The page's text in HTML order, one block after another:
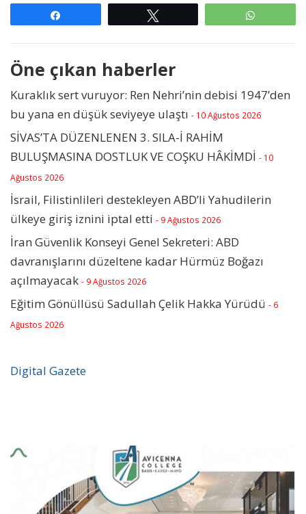
Öne çıkan haberler
Kuraklık sert vuruyor: Ren Nehri’nin debisi 1947’den
bu yana en düşük seviyeye ulaştı - 10 Ağustos 2026
SİVAS’TA DÜZENLENEN 3. SILA-İ RAHİM
BULUŞMASINA DOSTLUK VE COŞKU HÂKİMDİ - 10
Ağustos 2026
İsrail, Filistinlileri destekleyen ABD’li Yahudilerin
ülkeye giriş iznini iptal etti - 9 Ağustos 2026
İran Güvenlik Konseyi Genel Sekreteri: ABD
davranışlarını düzeltene kadar Hürmüz Boğazı
açılmayacak - 9 Ağustos 2026
Eğitim Gönüllüsü Sadullah Çelik Hakka Yürüdü - 6
Ağustos 2026
Digital Gazete